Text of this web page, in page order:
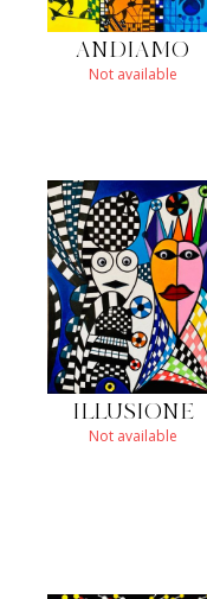
ANDIAMO
Not available
ILLUSIONE
Not available